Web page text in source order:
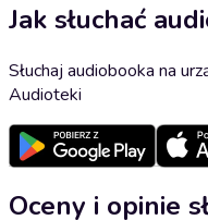
Jak słuchać
Słuchaj audiobooka na
Audioteki
Oceny i opinie